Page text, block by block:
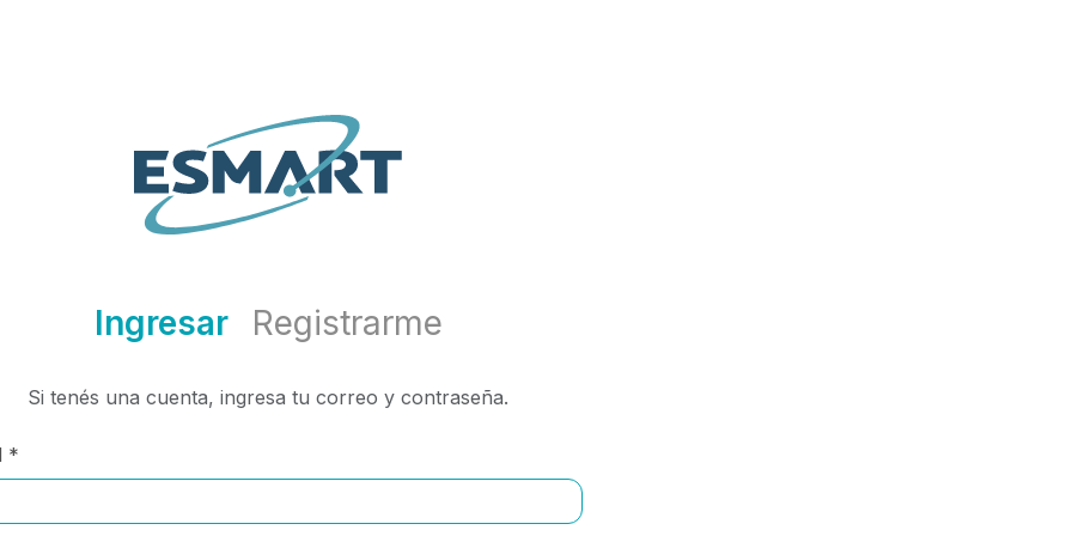
Ingresar Registrarme
Si tenés una cuenta, ingresa tu correo y contraseña.
*